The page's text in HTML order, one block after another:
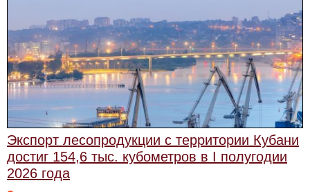
Экспорт лесопродукции с территории Кубани
достиг 154,6 тыс. кубометров в I полугодии
2026 года